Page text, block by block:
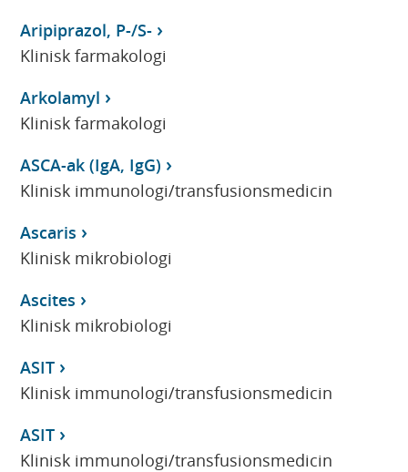
Aripiprazol, P-/S-
Klinisk farmakologi
Arkolamyl
Klinisk farmakologi
ASCA-ak (IgA, IgG)
Klinisk immunologi/transfusionsmedicin
Ascaris
Klinisk mikrobiologi
Ascites
Klinisk mikrobiologi
ASIT
Klinisk immunologi/transfusionsmedicin
ASIT
Klinisk immunologi/transfusionsmedicin